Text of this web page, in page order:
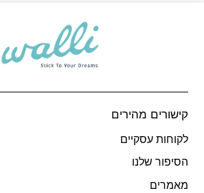
קישורים מהירים
לקוחות עסקיים
הסיפור שלנו
מאמרים